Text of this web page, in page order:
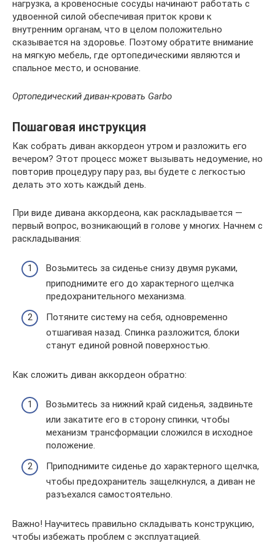
нагрузка, а кровеносные сосуды начинают работать с
удвоенной силой обеспечивая приток крови к
внутренним органам, что в целом положительно
сказывается на здоровье. Поэтому обратите внимание
на мягкую мебель, где ортопедическими являются и
спальное место, и основание.
Ортопедический диван-кровать Garbo
Пошаговая инструкция
Как собрать диван аккордеон утром и разложить его
вечером? Этот процесс может вызывать недоумение, но
повторив процедуру пару раз, вы будете с легкостью
делать это хоть каждый день.
При виде дивана аккордеона, как раскладывается —
первый вопрос, возникающий в голове у многих. Начнем с
раскладывания:
Возьмитесь за сиденье снизу двумя руками,
приподнимите его до характерного щелчка
предохранительного механизма.
Потяните систему на себя, одновременно
отшагивая назад. Спинка разложится, блоки
станут единой ровной поверхностью.
Как сложить диван аккордеон обратно:
Возьмитесь за нижний край сиденья, задвиньте
или закатите его в сторону спинки, чтобы
механизм трансформации сложился в исходное
положение.
Приподнимите сиденье до характерного щелчка,
чтобы предохранитель защелкнулся, а диван не
разъехался самостоятельно.
Важно! Научитесь правильно складывать конструкцию,
чтобы избежать проблем с эксплуатацией.